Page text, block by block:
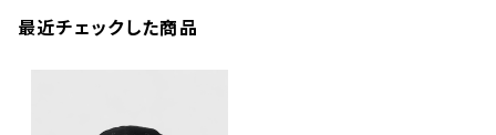
最近チェックした商品